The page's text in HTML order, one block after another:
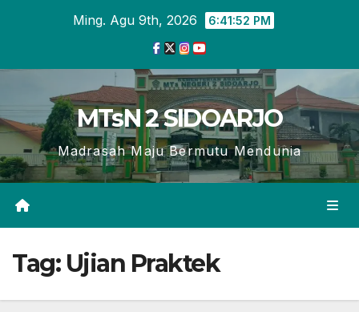
Ming. Agu 9th, 2026 6:41:53 PM
MTsN 2 SIDOARJO
Madrasah Maju Bermutu Mendunia
Tag: Ujian Praktek